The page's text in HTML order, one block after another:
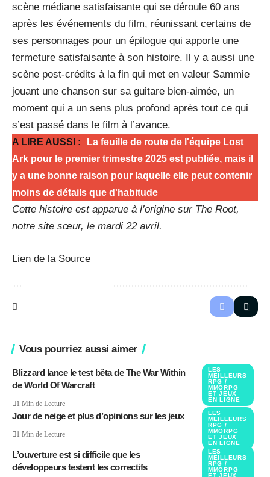
scène médiane satisfaisante qui se déroule 60 ans
après les événements du film, réunissant certains de
ses personnages pour un épilogue qui apporte une
fermeture satisfaisante à son histoire. Il y a aussi une
scène post-crédits à la fin qui met en valeur Sammie
jouant une chanson sur sa guitare bien-aimée, un
moment qui a un sens plus profond après tout ce qui
s’est passé dans le film à l’avance.
A LIRE AUSSI :
La feuille de route de l'équipe Lost
Ark pour le premier trimestre 2025 est publiée, mais il
y a une bonne raison pour laquelle elle peut contenir
moins de détails que d'habitude
Cette histoire est apparue à l’origine sur The Root,
notre site sœur, le mardi 22 avril.
Lien de la Source
Vous pourriez aussi aimer
LES
MEILLEURS
RPG /
MMORPG
ET JEUX
EN LIGNE
Blizzard lance le test bêta de The War Within
de World Of Warcraft
1 Min de Lecture
LES
MEILLEURS
RPG /
MMORPG
ET JEUX
EN LIGNE
Jour de neige et plus d’opinions sur les jeux
1 Min de Lecture
LES
MEILLEURS
RPG /
MMORPG
ET JEUX
L’ouverture est si difficile que les
développeurs testent les correctifs